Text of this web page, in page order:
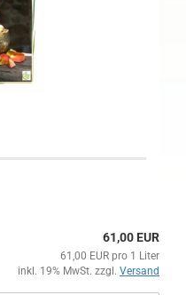
61,00 EUR
61,00 EUR pro 1 Liter
inkl. 19% MwSt. zzgl. Versand